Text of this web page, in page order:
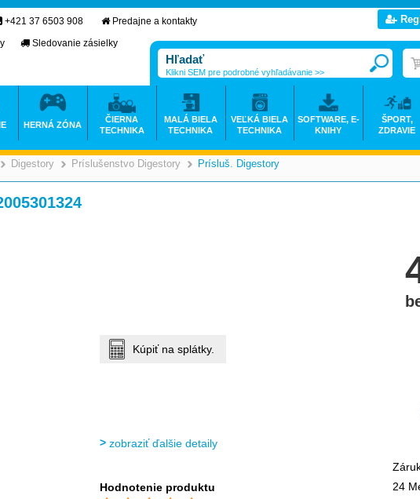
>
Digestory >Príslušenstvo Digestory Prísluš. Digestory
Kúpiť na splátky.
zobraziť ďalšie detaily
Hodnotenie produktu
24
+421 37 6503 908
Predajne a kontakty
Sledovanie zásielky
Klikni SEM pre podrobné vyhľadávanie >>
HERNÁ ZÓNA
ČIERNA
TECHNIKA
MALÁ BIELA
TECHNIKA
VEĽKÁ BIELA
TECHNIKA
SOFTWARE, E-
KNIHY
ŠPORT,
ZDRAVIE